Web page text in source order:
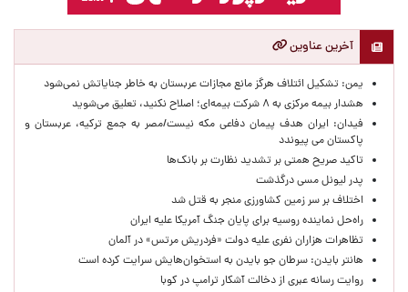
آخرین عناوین
یمن: تشکیل ائتلاف هرگز مانع مجازات عربستان به خاطر جنایاتش نمی‌شود
هشدار بیمه مرکزی به ۸ شرکت بیمه‌ای؛ اصلاح نکنید، تعلیق می‌شوید
فیدان: ایران هدف پیمان دفاعی مکه نیست/مصر به جمع ترکیه، عربستان و
پاکستان می پیوندد
تاکید صریح همتی بر تشدید نظارت بر بانک‌ها
پدر لیونل مسی درگذشت
اختلاف بر سر زمین کشاورزی منجر به قتل شد
راه‌حل نماینده روسیه برای پایان جنگ آمریکا علیه ایران
تظاهرات هزاران نفری علیه دولت «فردریش مرتس» در آلمان
هانتر بایدن: سرطان جو بایدن به استخوان‌هایش سرایت کرده است
روایت رسانه عبری از دخالت آشکار ترامپ در کوبا